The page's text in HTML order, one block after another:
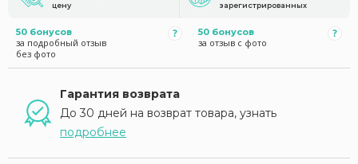
цену
зарегистрированных
50 бонусов
за подробный отзыв
без фото
50 бонусов
за отзыв с фото
Гарантия возврата
До 30 дней на возврат товара, узнать
подробнее